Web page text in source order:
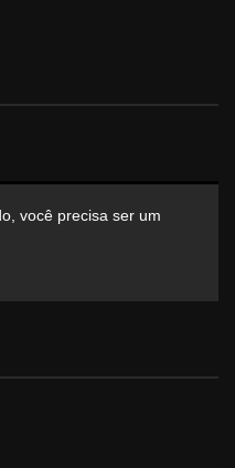
você precisa ser um